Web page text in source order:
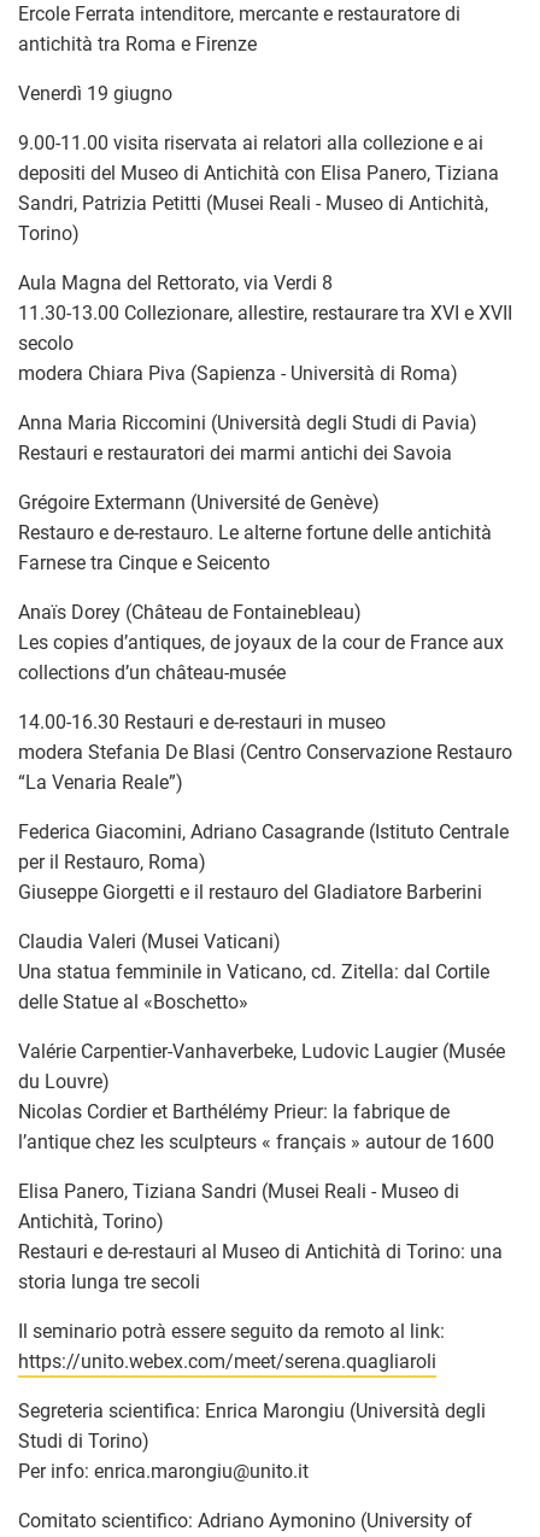
Ercole Ferrata intenditore, mercante e restauratore di
antichità tra Roma e Firenze
Venerdì 19 giugno
9.00-11.00 visita riservata ai relatori alla collezione e ai
depositi del Museo di Antichità con Elisa Panero, Tiziana
Sandri, Patrizia Petitti (Musei Reali - Museo di Antichità,
Torino)
Aula Magna del Rettorato, via Verdi 8
11.30-13.00 Collezionare, allestire, restaurare tra XVI e XVII
secolo
modera Chiara Piva (Sapienza - Università di Roma)
Anna Maria Riccomini (Università degli Studi di Pavia)
Restauri e restauratori dei marmi antichi dei Savoia
Grégoire Extermann (Université de Genève)
Restauro e de-restauro. Le alterne fortune delle antichità
Farnese tra Cinque e Seicento
Anaïs Dorey (Château de Fontainebleau)
Les copies d’antiques, de joyaux de la cour de France aux
collections d’un château-musée
14.00-16.30 Restauri e de-restauri in museo
modera Stefania De Blasi (Centro Conservazione Restauro
“La Venaria Reale”)
Federica Giacomini, Adriano Casagrande (Istituto Centrale
per il Restauro, Roma)
Giuseppe Giorgetti e il restauro del Gladiatore Barberini
Claudia Valeri (Musei Vaticani)
Una statua femminile in Vaticano, cd. Zitella: dal Cortile
delle Statue al «Boschetto»
Valérie Carpentier-Vanhaverbeke, Ludovic Laugier (Musée
du Louvre)
Nicolas Cordier et Barthélémy Prieur: la fabrique de
l’antique chez les sculpteurs « français » autour de 1600
Elisa Panero, Tiziana Sandri (Musei Reali - Museo di
Antichità, Torino)
Restauri e de-restauri al Museo di Antichità di Torino: una
storia lunga tre secoli
Il seminario potrà essere seguito da remoto al link:
https://unito.webex.com/meet/serena.quagliaroli
Segreteria scientifica: Enrica Marongiu (Università degli
Studi di Torino)
Per info: enrica.marongiu@unito.it
Comitato scientifico: Adriano Aymonino (University of